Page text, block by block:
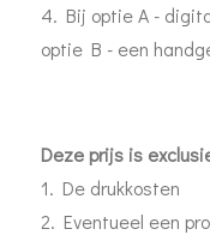
4. Bij optie A -
optie B - een
Deze prijs is
1. De drukkosten
2. Eventueel een